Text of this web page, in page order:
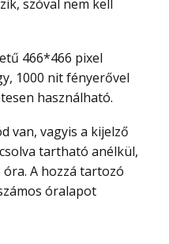
1000 nit fényerővel
használható.
tartható anélkül,
A hozzá tartozó
óralapot